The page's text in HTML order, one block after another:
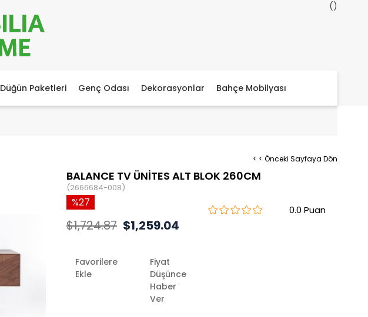
Düğün Paketleri Genç Odası Dekorasyonlar Bahçe Mobilyası
< < Önceki Sayfaya Dön
BALANCE TV ÜNİTES ALT BLOK 260CM
(2666684-008)
0.0
27
$1,724.87 $1,259.04
Favorilere
Ekle
Fiyat
Düşünce
Haber
Ver